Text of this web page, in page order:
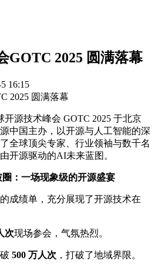
GOTC 2025 圆满落幕
16:15
开源技术峰会 GOTC 2025 于北京
中国主办，以开源与人工智能的深
全球顶尖专家、行业领袖与数千名
开源驱动的AI未来蓝图。
：一场现象级的开源盛宴
成绩单，充分展现了开源技术在
次现场参会，气氛热烈。
500 万人次 ，打破了地域界限。